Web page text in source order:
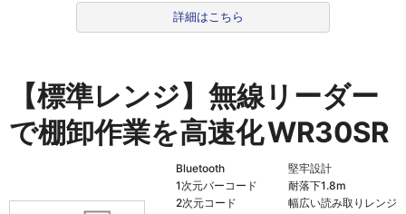
詳細はこちら
【標準レンジ】無線リーダー
で棚卸作業を高速化WR30SR
Bluetooth
1次元バーコード
2次元コード
堅牢設計
耐落下1.8m
幅広い読み取りレンジ